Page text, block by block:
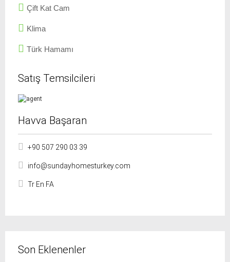
Çift Kat Cam
Klima
Türk Hamamı
Satış Temsilcileri
Havva Başaran
+90 507 290 03 39
info@sundayhomesturkey.com
Tr En FA
Son Eklenenler